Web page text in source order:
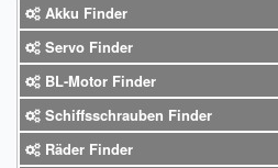
Sendungsverfolgung DPD
Verfügbarkeitsanzeige
Zahlung und Versand
Widerrufsrecht
Akku Finder
Servo Finder
BL-Motor Finder
Schiffsschrauben Finder
Räder Finder